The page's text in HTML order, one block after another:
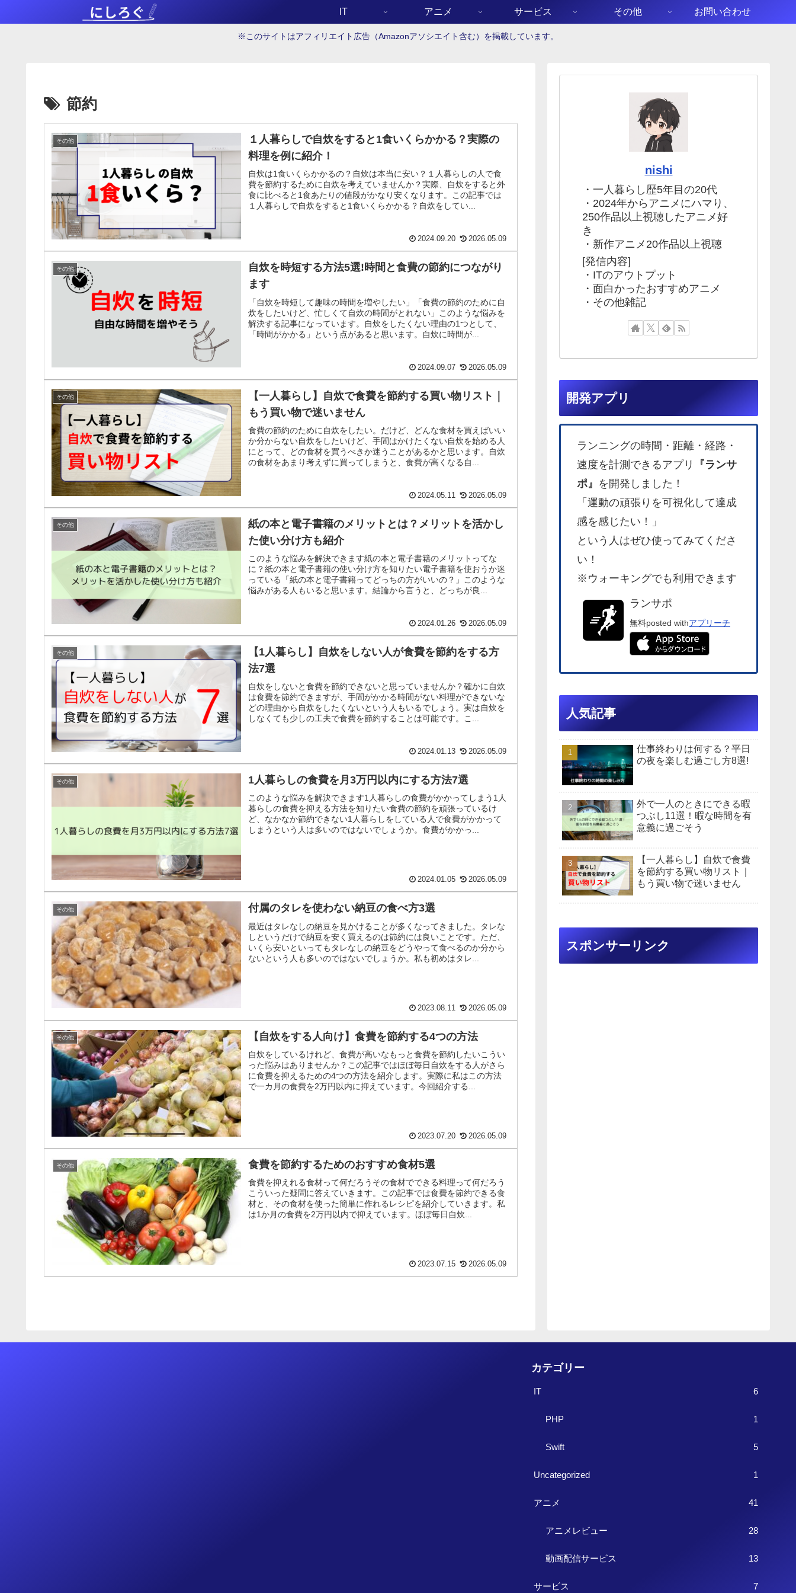
IT アニメ サービス その他 お問い合わせ
※このサイトはアフィリエイト広告（Amazonアソシエイト含む）を掲載しています。
節約
その他
１人暮らしで自炊をすると1食いくらかかる？実際の
料理を例に紹介！
自炊は1食いくらかかるの？自炊は本当に安い？１人暮らしの人で食
費を節約するために自炊を考えていませんか？実際、自炊をすると外
食に比べると1食あたりの値段がかなり安くなります。この記事では
１人暮らしで自炊をすると1食いくらかかる？自炊をしてい...
2024.09.20 2026.05.09
その他
自炊を時短する方法5選!時間と食費の節約につながり
ます
「自炊を時短して趣味の時間を増やしたい」「食費の節約のために自
炊をしたいけど、忙しくて自炊の時間がとれない」このような悩みを
解決する記事になっています。自炊をしたくない理由の1つとして、
「時間がかかる」という点があると思います。自炊に時間が...
2024.09.07 2026.05.09
その他
【一人暮らし】自炊で食費を節約する買い物リスト｜
もう買い物で迷いません
食費の節約のために自炊をしたい。だけど、どんな食材を買えばいい
か分からない自炊をしたいけど、手間はかけたくない自炊を始める人
にとって、どの食材を買うべきか迷うことがあるかと思います。自炊
の食材をあまり考えずに買ってしまうと、食費が高くなる自...
2024.05.11 2026.05.09
その他
紙の本と電子書籍のメリットとは？メリットを活かし
た使い分け方も紹介
このような悩みを解決できます紙の本と電子書籍のメリットってな
に？紙の本と電子書籍の使い分け方を知りたい電子書籍を使おうか迷
っている「紙の本と電子書籍ってどっちの方がいいの？」このような
悩みがある人もいると思います。結論から言うと、どっちが良...
2024.01.26 2026.05.09
その他
【1人暮らし】自炊をしない人が食費を節約をする方
法7選
自炊をしないと食費を節約できないと思っていませんか？確かに自炊
は食費を節約できますが、手間がかかる時間がない料理ができないな
どの理由から自炊をしたくないという人もいるでしょう。実は自炊を
しなくても少しの工夫で食費を節約することは可能です。こ...
2024.01.13 2026.05.09
その他 1人暮らしの食費を月3万円以内にする方法7選
このような悩みを解決できます1人暮らしの食費がかかってしまう1人
暮らしの食費を抑える方法を知りたい食費の節約を頑張っているけ
ど、なかなか節約できない1人暮らしをしている人で食費がかかって
しまうという人は多いのではないでしょうか。食費がかかっ...
2024.01.05 2026.05.09
その他 付属のタレを使わない納豆の食べ方3選
最近はタレなしの納豆を見かけることが多くなってきました。タレな
しというだけで納豆を安く買えるのは節約には良いことです。ただ、
いくら安いといってもタレなしの納豆をどうやって食べるのか分から
ないという人も多いのではないでしょうか。私も初めはタレ...
2023.08.11 2026.05.09
その他 【自炊をする人向け】食費を節約する4つの方法
自炊をしているけれど、食費が高いなもっと食費を節約したいこうい
った悩みはありませんか？この記事ではほぼ毎日自炊をする人がさら
に食費を抑えるための4つの方法を紹介します。実際に私はこの方法
で一カ月の食費を2万円以内に抑えています。今回紹介する...
2023.07.20 2026.05.09
その他 食費を節約するためのおすすめ食材5選
食費を抑えれる食材って何だろうその食材でできる料理って何だろう
こういった疑問に答えていきます。この記事では食費を節約できる食
材と、その食材を使った簡単に作れるレシピを紹介していきます。私
は1か月の食費を2万円以内で抑えています。ほぼ毎日自炊...
2023.07.15 2026.05.09
nishi
・一人暮らし歴5年目の20代
・2024年からアニメにハマり、
250作品以上視聴したアニメ好
き
・新作アニメ20作品以上視聴
[発信内容]
・ITのアウトプット
・面白かったおすすめアニメ
・その他雑記
開発アプリ
ランニングの時間・距離・経路・
速度を計測できるアプリ
『ランサ
ポ』 を開発しました！
「運動の頑張りを可視化して達成
感を感じたい！」
という人はぜひ使ってみてくださ
い！
※ウォーキングでも利用できます
ランサポ
無料posted withアプリーチ
人気記事
仕事終わりは何する？平日
の夜を楽しむ過ごし方8選!
外で一人のときにできる暇
つぶし11選！暇な時間を有
意義に過ごそう
【一人暮らし】自炊で食費
を節約する買い物リスト｜
もう買い物で迷いません
スポンサーリンク
カテゴリー
IT 6
PHP 1
Swift 5
Uncategorized 1
アニメ 41
アニメレビュー 28
動画配信サービス 13
サービス 7